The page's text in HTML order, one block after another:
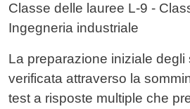
Classe delle lauree L-9 -
Ingegneria industriale
La preparazione iniziale degli
verificata attraverso la
test a risposte multiple che